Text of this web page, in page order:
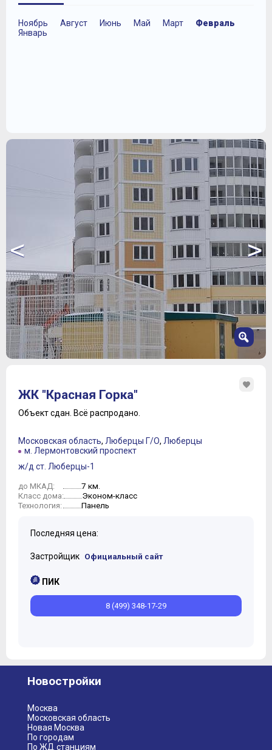
Ноябрь Август Июнь Май Март
Февраль
Январь
< >
3
4
6
7
8
10
ЖК "Красная Горка"
Объект сдан. Всё распродано.
Московская область, Люберцы Г/О, Люберцы
м. Лермонтовский проспект
ж/д ст. Люберцы-1
до МКАД: 7 км.
Класс дома: Эконом-класс
Технология: Панель
Последняя цена:
Застройщик Официальный сайт
ПИК
8 (499) 348-17-29
Новостройки
Москва
Московская область
Новая Москва
По городам
По ЖД станциям